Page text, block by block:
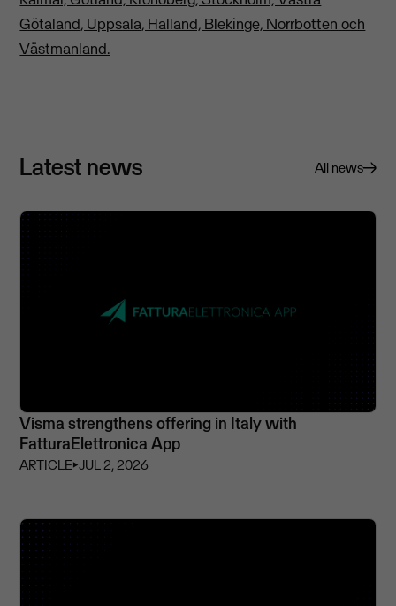
Götaland, Uppsala, Halland, Blekinge, Norrbotten och
Västmanland.
Latest news All news
Visma strengthens offering in Italy with
FatturaElettronica App
ARTICLE⏵JUL 2, 2026